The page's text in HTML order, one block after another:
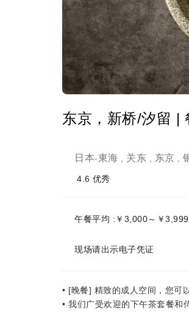
东京，新桥/汐留 |
日本-東海 关东 东京
4.6 优秀
午餐平均 :￥3,000～￥3,999
现场请出示电子凭证
• [晚餐] 精致的成人空间，您可
• 我们广受欢迎的下午茶套餐和